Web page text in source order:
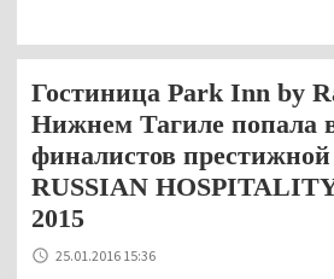
Гостиница Park Inn by
Нижнем Тагиле попала
финалистов
RUSSIAN
2015
25.01.2016 15:36